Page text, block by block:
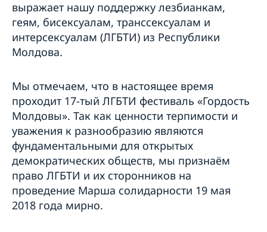
выражает нашу поддержку лезбианкам,
геям, бисексуалам, транссексуалам и
интерсексуалам (ЛГБТИ) из Республики
Молдова.
Мы отмечаем, что в настоящее время
проходит 17-тый ЛГБТИ фестиваль «Гордость
Молдовы». Так как ценности терпимости и
уважения к разнообразию являются
фундаментальными для открытых
демократических обществ, мы признаём
право ЛГБТИ и их сторонников на
проведение Марша солидарности 19 мая
2018 года мирно.